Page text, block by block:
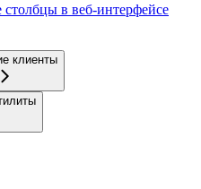
столбцы в веб-интерфейсе
клиенты